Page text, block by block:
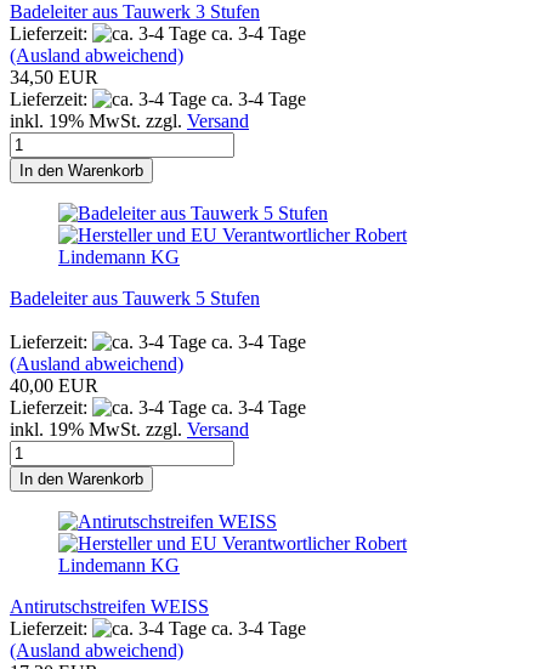
Badeleiter aus Tauwerk 3 Stufen
Lieferzeit:
ca. 3-4 Tage
(Ausland abweichend)
34,50 EUR
Lieferzeit:
ca. 3-4 Tage
inkl. 19% MwSt. zzgl. Versand
In den Warenkorb
Badeleiter aus Tauwerk 5 Stufen
Lieferzeit:
ca. 3-4 Tage
(Ausland abweichend)
40,00 EUR
Lieferzeit:
ca. 3-4 Tage
inkl. 19% MwSt. zzgl. Versand
In den Warenkorb
Antirutschstreifen WEISS
Lieferzeit:
ca. 3-4 Tage
(Ausland abweichend)